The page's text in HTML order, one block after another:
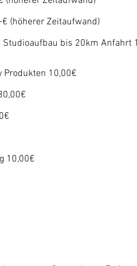
(höherer Zeitaufwand)
bis 20km Anfahrt
Produkten 10,00€
10,00€